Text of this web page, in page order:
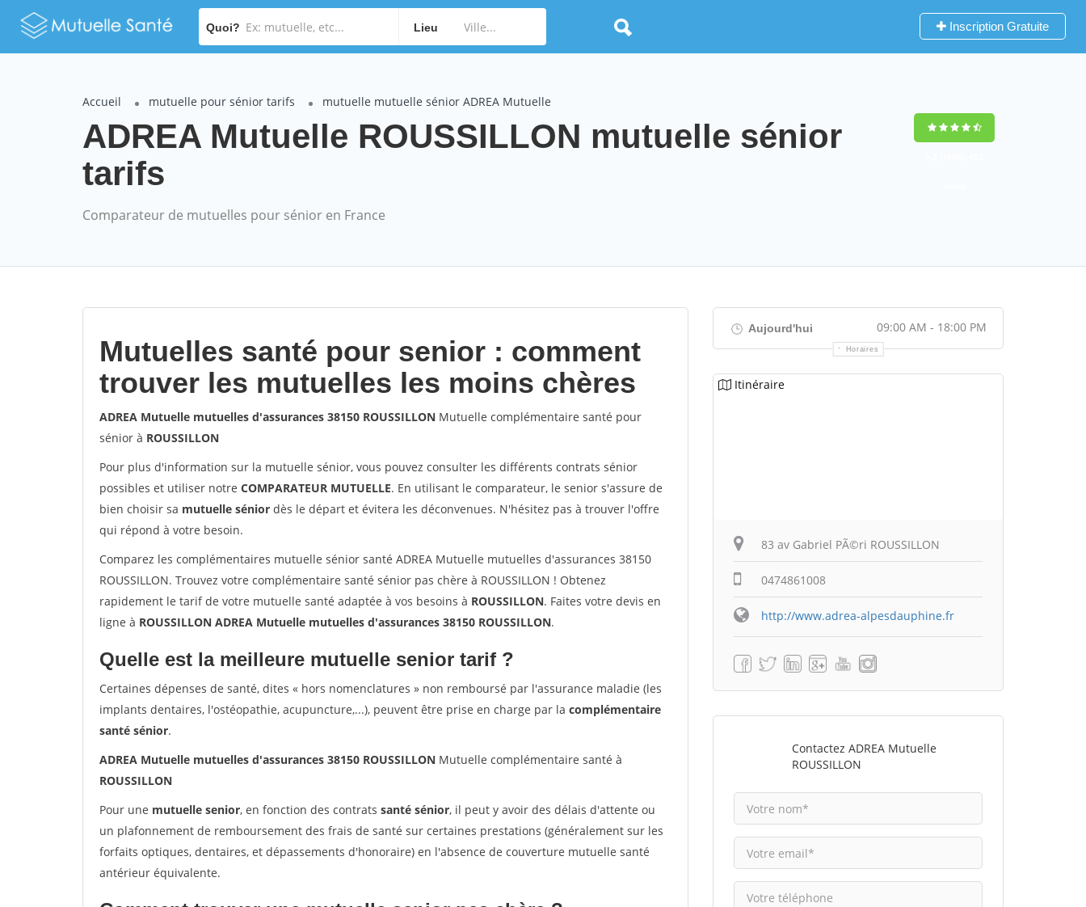
Quoi? Lieu Inscription Gratuite
Accueil mutuelle pour sénior tarifs mutuelle mutuelle sénior ADREA Mutuelle
ADREA Mutuelle ROUSSILLON mutuelle sénior
tarifs
Comparateur de mutuelles pour sénior en France
Mutuelles santé pour senior : comment
trouver les mutuelles les moins chères
ADREA Mutuelle mutuelles d'assurances 38150 ROUSSILLON Mutuelle complémentaire santé pour
sénior à ROUSSILLON
Pour plus d'information sur la mutuelle sénior, vous pouvez consulter les différents contrats sénior
possibles et utiliser notre COMPARATEUR MUTUELLE. En utilisant le comparateur, le senior s'assure de
bien choisir sa mutuelle sénior dès le départ et évitera les déconvenues. N'hésitez pas à trouver l'offre
qui répond à votre besoin.
Comparez les complémentaires mutuelle sénior santé ADREA Mutuelle mutuelles d'assurances 38150
ROUSSILLON. Trouvez votre complémentaire santé sénior pas chère à ROUSSILLON ! Obtenez
rapidement le tarif de votre mutuelle santé adaptée à vos besoins à ROUSSILLON. Faites votre devis en
ligne à ROUSSILLON ADREA Mutuelle mutuelles d'assurances 38150 ROUSSILLON.
Quelle est la meilleure mutuelle senior tarif ?
Certaines dépenses de santé, dites « hors nomenclatures » non remboursé par l'assurance maladie (les
implants dentaires, l'ostéopathie, acupuncture,...), peuvent être prise en charge par la complémentaire
santé sénior.
ADREA Mutuelle mutuelles d'assurances 38150 ROUSSILLON Mutuelle complémentaire santé à
ROUSSILLON
Pour une mutuelle senior, en fonction des contrats santé sénior, il peut y avoir des délais d'attente ou
un plafonnement de remboursement des frais de santé sur certaines prestations (généralement sur les
forfaits optiques, dentaires, et dépassements d'honoraire) en l'absence de couverture mutuelle santé
antérieur équivalente.
Aujourd'hui 09:00 AM - 18:00 PM
Horaires
Itinéraire
83 av Gabriel PÃ©ri ROUSSILLON
0474861008
http://www.adrea-alpesdauphine.fr
Contactez ADREA Mutuelle
ROUSSILLON